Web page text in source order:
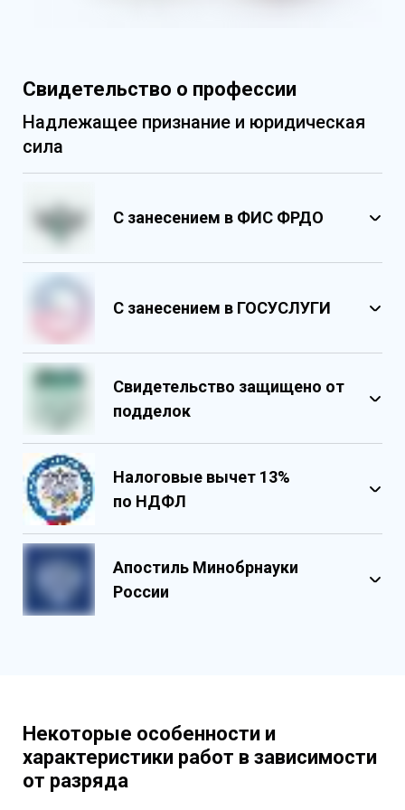
Свидетельство о профессии
Надлежащее признание и юридическая
сила
С занесением в ФИС ФРДО
С занесением в ГОСУСЛУГИ
Свидетельство защищено от
подделок
защиты
Государственными реестровыми
элементы защиты
Налоговые вычет 13%
по НДФЛ
Апостиль Минобрнауки
России
Некоторые особенности и
характеристики работ в зависимости
от разряда